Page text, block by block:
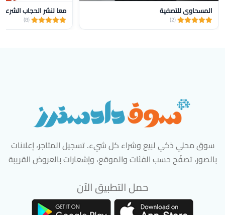
المسحاوي للتصفية
(2)
معا لنشر الحجاب
(8)
سوق محلي ذكي لبيع وشراء كل شيء. تسجيل المتاجر، إعلانات
بالصور، تصفّح حسب الفئات والموقع، وإشعارات بالعروض القريبة
حمل التطبيق الآن